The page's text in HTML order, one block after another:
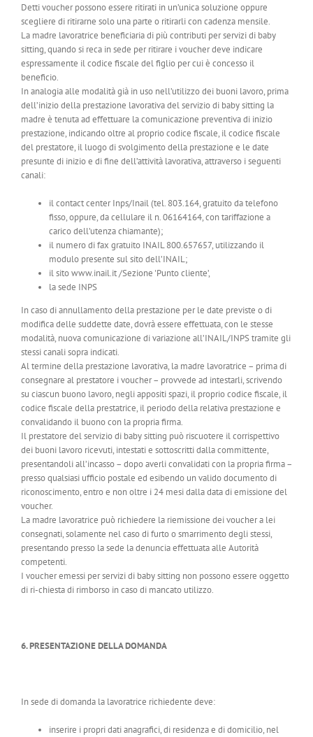
Detti voucher possono essere ritirati in un’unica soluzione oppure
scegliere di ritirarne solo una parte o ritirarli con cadenza mensile.
La madre lavoratrice beneficiaria di più contributi per servizi di baby
sitting, quando si reca in sede per ritirare i voucher deve indicare
espressamente il codice fiscale del figlio per cui è concesso il
beneficio.
In analogia alle modalità già in uso nell’utilizzo dei buoni lavoro, prima
dell’inizio della prestazione lavorativa del servizio di baby sitting la
madre è tenuta ad effettuare la comunicazione preventiva di inizio
prestazione, indicando oltre al proprio codice fiscale, il codice fiscale
del prestatore, il luogo di svolgimento della prestazione e le date
presunte di inizio e di fine dell’attività lavorativa, attraverso i seguenti
canali:
il contact center Inps/Inail (tel. 803.164, gratuito da telefono
fisso, oppure, da cellulare il n. 06164164, con tariffazione a
carico dell’utenza chiamante);
il numero di fax gratuito INAIL 800.657657, utilizzando il
modulo presente sul sito dell’INAIL;
il sito www.inail.it /Sezione 'Punto cliente’,
la sede INPS
In caso di annullamento della prestazione per le date previste o di
modifica delle suddette date, dovrà essere effettuata, con le stesse
modalità, nuova comunicazione di variazione all’INAIL/INPS tramite gli
stessi canali sopra indicati.
Al termine della prestazione lavorativa, la madre lavoratrice – prima di
consegnare al prestatore i voucher – provvede ad intestarli, scrivendo
su ciascun buono lavoro, negli appositi spazi, il proprio codice fiscale, il
codice fiscale della prestatrice, il periodo della relativa prestazione e
convalidando il buono con la propria firma.
Il prestatore del servizio di baby sitting può riscuotere il corrispettivo
dei buoni lavoro ricevuti, intestati e sottoscritti dalla committente,
presentandoli all’incasso – dopo averli convalidati con la propria firma –
presso qualsiasi ufficio postale ed esibendo un valido documento di
riconoscimento, entro e non oltre i 24 mesi dalla data di emissione del
voucher.
La madre lavoratrice può richiedere la riemissione dei voucher a lei
consegnati, solamente nel caso di furto o smarrimento degli stessi,
presentando presso la sede la denuncia effettuata alle Autorità
competenti.
I voucher emessi per servizi di baby sitting non possono essere oggetto
di ri-chiesta di rimborso in caso di mancato utilizzo.
6. PRESENTAZIONE DELLA DOMANDA
In sede di domanda la lavoratrice richiedente deve:
inserire i propri dati anagrafici, di residenza e di domicilio, nel